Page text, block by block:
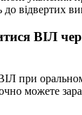
відвертих
ВІЛ
при
можете